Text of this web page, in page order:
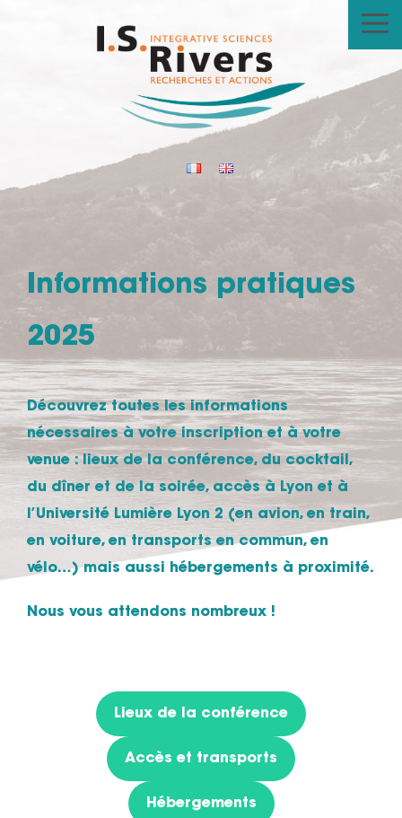
Informations pratiques
2025
Découvrez toutes les informations
nécessaires à votre inscription et à votre
venue : lieux de la conférence, du cocktail,
du dîner et de la soirée, accès à Lyon et à
l’Université Lumière Lyon 2 (en avion, en train,
en voiture, en transports en commun, en
vélo…) mais aussi hébergements à proximité.
Nous vous attendons nombreux !
Lieux de la conférence
Accès et transports
Hébergements